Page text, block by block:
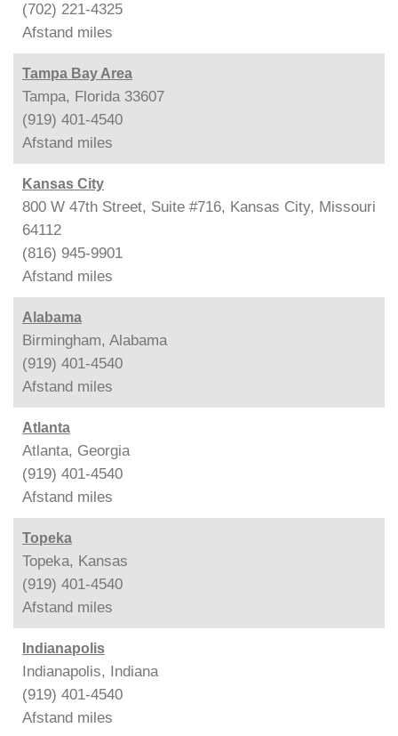
(702) 221-4325
Afstand miles
Tampa Bay Area
Tampa, Florida 33607
(919) 401-4540
Afstand miles
Kansas City
800 W 47th Street, Suite #716, Kansas City, Missouri
64112
(816) 945-9901
Afstand miles
Alabama
Birmingham, Alabama
(919) 401-4540
Afstand miles
Atlanta
Atlanta, Georgia
(919) 401-4540
Afstand miles
Topeka
Topeka, Kansas
(919) 401-4540
Afstand miles
Indianapolis
Indianapolis, Indiana
(919) 401-4540
Afstand miles